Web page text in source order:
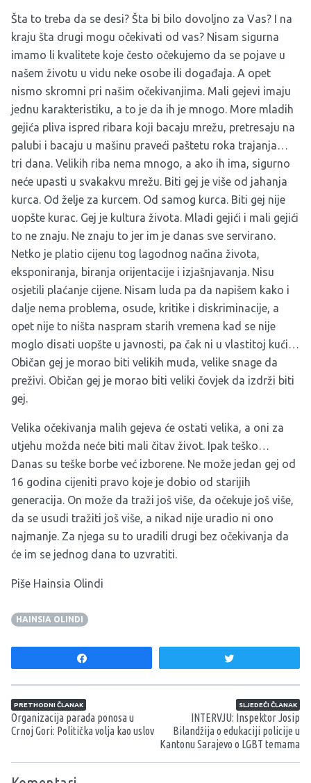
Šta to treba da se desi? Šta bi bilo dovoljno za Vas? I na
kraju šta drugi mogu očekivati od vas? Nisam sigurna
imamo li kvalitete koje često očekujemo da se pojave u
našem životu u vidu neke osobe ili događaja. A opet
nismo skromni pri našim očekivanjima. Mali gejevi imaju
jednu karakteristiku, a to je da ih je mnogo. More mladih
gejića pliva ispred ribara koji bacaju mrežu, pretresaju na
palubi i bacaju u mašinu praveći paštetu roka trajanja…
tri dana. Velikih riba nema mnogo, a ako ih ima, sigurno
neće upasti u svakakvu mrežu. Biti gej je više od jahanja
kurca. Od želje za kurcem. Od samog kurca. Biti gej nije
uopšte kurac. Gej je kultura života. Mladi gejići i mali gejići
to ne znaju. Ne znaju to jer im je danas sve servirano.
Netko je platio cijenu tog lagodnog načina života,
eksponiranja, biranja orijentacije i izjašnjavanja. Nisu
osjetili plaćanje cijene. Nisam luda pa da napišem kako i
dalje nema problema, osude, kritike i diskriminacije, a
opet nije to ništa naspram starih vremena kad se nije
moglo disati uopšte u javnosti, pa čak ni u vlastitoj kući…
Običan gej je morao biti velikih muda, velike snage da
preživi. Običan gej je morao biti veliki čovjek da izdrži biti
gej.
Velika očekivanja malih gejeva će ostati velika, a oni za
utjehu možda neće biti mali čitav život. Ipak teško…
Danas su teške borbe već izborene. Ne može jedan gej od
16 godina cijeniti pravo koje je dobio od starijih
generacija. On može da traži još više, da očekuje još više,
da se usudi tražiti još više, a nikad nije uradio ni ono
najmanje. Za njega su to uradili drugi bez očekivanja da
će im se jednog dana to uzvratiti.
Piše Hainsia Olindi
HAINSIA OLINDI
Navigacija članaka
PRETHODNI ČLANAK
Organizacija parada ponosa u
Crnoj Gori: Politička volja kao uslov
SLJEDEĆI ČLANAK
INTERVJU: Inspektor Josip
Bilandžija o edukaciji policije u
Kantonu Sarajevo o LGBT temama